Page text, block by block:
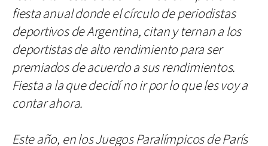
fiesta anual donde el círculo de periodistas
deportivos de Argentina, citan y ternan a los
deportistas de alto rendimiento para ser
premiados de acuerdo a sus rendimientos.
Fiesta a la que decidí no ir por lo que les voy a
contar ahora.
Este año, en los Juegos Paralímpicos de París